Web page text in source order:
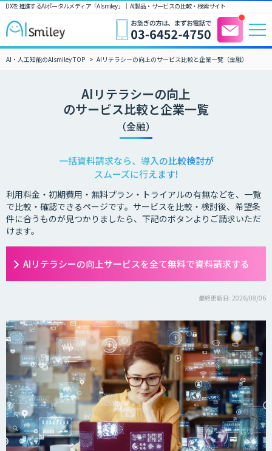
DXを推進するAIポータルメディア「AIsmiley」｜ AI製品・サービスの比較・検索サイト
AI・人工知能のAIsmiley TOP AIリテラシーの向上のサービス比較と企業一覧（金融）
AIリテラシーの向上
のサービス比較と企業一覧
（金融）
一括資料請求なら、導入の比較検討が
スムーズに行えます!
利用料金・初期費用・無料プラン・トライアルの有無などを、一覧
で比較・確認できるページです。サービスを比較・検討後、希望条
件に合うものが見つかりましたら、下記のボタンよりご請求いただ
けます。
AIリテラシーの向上サービスを全て無料で資料請求する
最終更新日: 2026/08/06